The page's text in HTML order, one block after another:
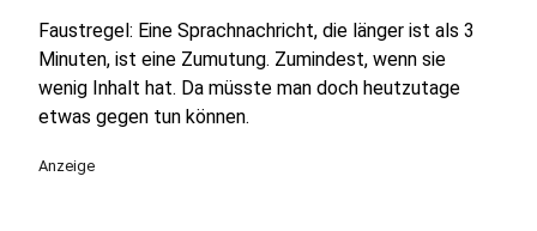
Faustregel: Eine Sprachnachricht, die länger ist als 3
Minuten, ist eine Zumutung. Zumindest, wenn sie
wenig Inhalt hat. Da müsste man doch heutzutage
etwas gegen tun können.
Anzeige